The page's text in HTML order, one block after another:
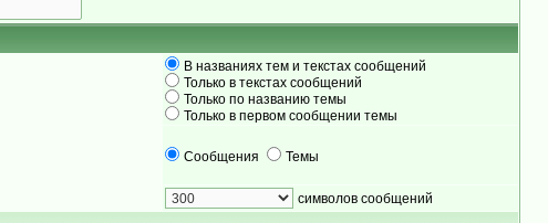
В названиях тем и текстах сообщений
Только в текстах сообщений
Только по названию темы
Только в первом сообщении темы
Сообщения Темы
символов сообщений